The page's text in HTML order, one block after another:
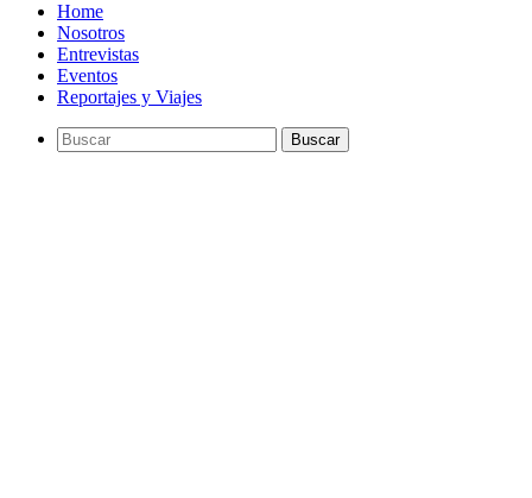
Home
Nosotros
Entrevistas
Eventos
Reportajes y Viajes
Buscar